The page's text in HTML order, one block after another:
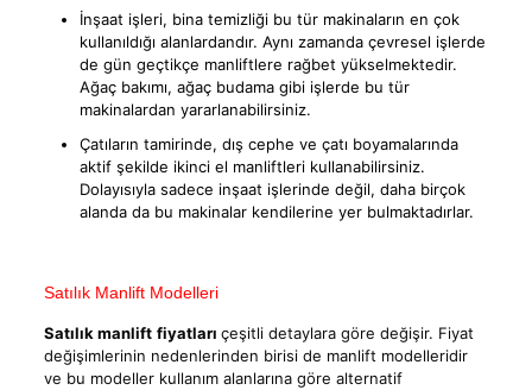
İnşaat işleri, bina temizliği bu tür makinaların en çok
kullanıldığı alanlardandır. Aynı zamanda çevresel işlerde
de gün geçtikçe manliftlere rağbet yükselmektedir.
Ağaç bakımı, ağaç budama gibi işlerde bu tür
makinalardan yararlanabilirsiniz.
Çatıların tamirinde, dış cephe ve çatı boyamalarında
aktif şekilde ikinci el manliftleri kullanabilirsiniz.
Dolayısıyla sadece inşaat işlerinde değil, daha birçok
alanda da bu makinalar kendilerine yer bulmaktadırlar.
Satılık Manlift Modelleri
Satılık manlift fiyatları çeşitli detaylara göre değişir. Fiyat
değişimlerinin nedenlerinden birisi de manlift modelleridir
ve bu modeller kullanım alanlarına göre alternatif